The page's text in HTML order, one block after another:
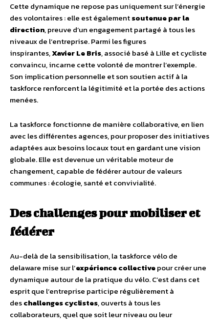
Cette dynamique ne repose pas uniquement sur l’énergie
des volontaires : elle est égalementsoutenue par la
direction, preuve d’un engagement partagé à tous les
niveaux de l’entreprise. Parmi les figures
inspirantes,Xavier Le Bris, associé basé à Lille et cycliste
convaincu, incarne cette volonté de montrer l’exemple.
Son implication personnelle et son soutien actif à la
taskforce renforcent la légitimité et la portée des actions
menées.
La taskforce fonctionne de manière collaborative, en lien
avec les différentes agences, pour proposer des initiatives
adaptées aux besoins locaux tout en gardant une vision
globale. Elle est devenue un véritable moteur de
changement, capable de fédérer autour de valeurs
communes : écologie, santé et convivialité.
Des challenges pour mobiliser et
fédérer
Au-delà de la sensibilisation, la taskforce vélo de
delaware mise sur l’expérience collectivepour créer une
dynamique autour de la pratique du vélo. C’est dans cet
esprit que l’entreprise participe régulièrement à
deschallenges cyclistes, ouverts à tous les
collaborateurs, quel que soit leur niveau ou leur